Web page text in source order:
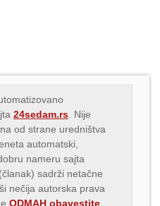
24sedam.rs . Nije
od strane uredništva
automatski,
nameru sajta
sadrži netačne
nečija autorska prava
ODMAH obavestite